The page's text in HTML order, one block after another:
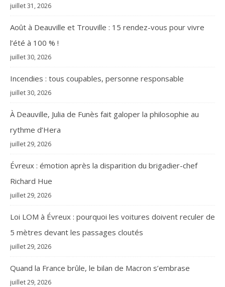
juillet 31, 2026
Août à Deauville et Trouville : 15 rendez-vous pour vivre
l’été à 100 % !
juillet 30, 2026
Incendies : tous coupables, personne responsable
juillet 30, 2026
À Deauville, Julia de Funès fait galoper la philosophie au
rythme d’Hera
juillet 29, 2026
Évreux : émotion après la disparition du brigadier-chef
Richard Hue
juillet 29, 2026
Loi LOM à Évreux : pourquoi les voitures doivent reculer de
5 mètres devant les passages cloutés
juillet 29, 2026
Quand la France brûle, le bilan de Macron s’embrase
juillet 29, 2026